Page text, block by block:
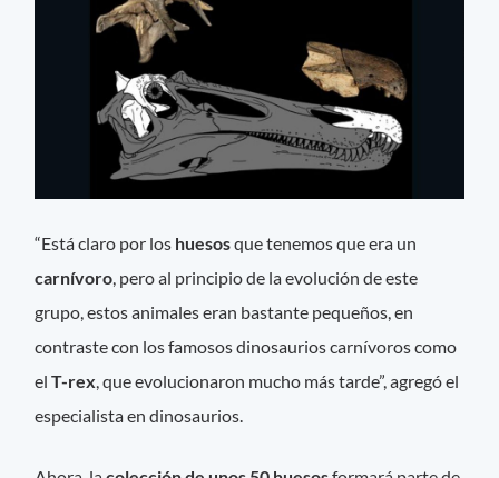
“Está claro por los huesosque tenemos que era un
carnívoro, pero al principio de la evolución de este
grupo, estos animales eran bastante pequeños, en
contraste con los famosos dinosaurios carnívoros como
elT-rex, que evolucionaron mucho más tarde”, agregó el
especialista en dinosaurios.